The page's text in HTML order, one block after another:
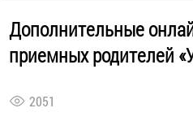
Дополнительные
приемных родителей
2051